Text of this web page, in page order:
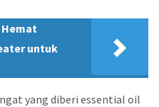
untuk
yang diberi essential oil